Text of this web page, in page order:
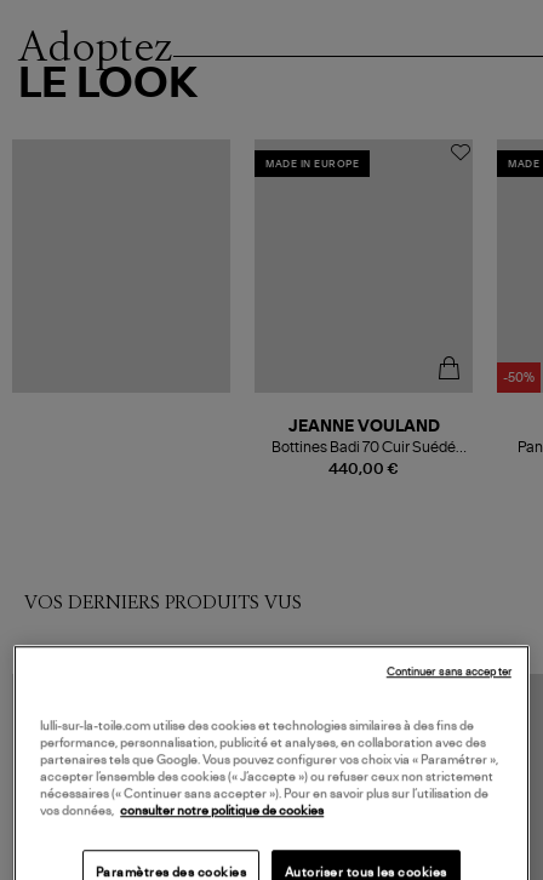
Adoptez
LE LOOK
MADE IN EUROPE
440,00 €
JEANNE VOULAND
Bottines Badi 70 Cuir Suédé
Noir
MADE
-50%
VOS DERNIERS PRODUITS VUS
lulli-sur-la-toile.com utilise des cookies et technologies similaires à des fins de
performance, personnalisation, publicité et analyses, en collaboration avec des
partenaires tels que Google. Vous pouvez configurer vos choix via « Paramétrer »,
accepter l’ensemble des cookies (« J’accepte ») ou refuser ceux non strictement
nécessaires (« Continuer sans accepter »). Pour en savoir plus sur l’utilisation de
vos données, consulter notre politique de cookies
Paramètres des cookies Autoriser tous les cookies
Continuer sans accepter